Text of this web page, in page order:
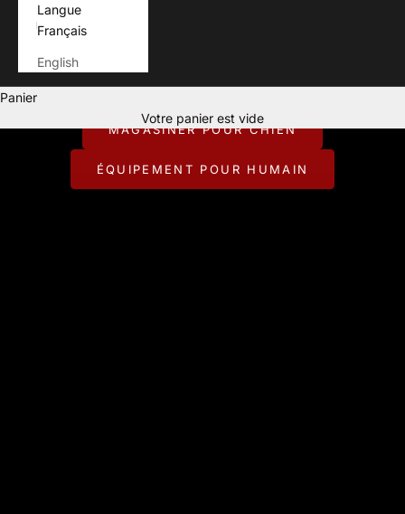
Langue
Français
English
Panier
Votre panier est vide
MAGASINER POUR CHIEN
ÉQUIPEMENT POUR HUMAIN